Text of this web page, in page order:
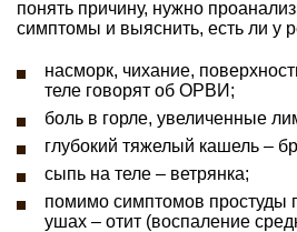
понять причину, нужно
симптомы и выяснить, есть ли у
насморк, чихание,
теле говорят об ОРВИ;
боль в горле, увеличенные
глубокий тяжелый кашель –
сыпь на теле – ветрянка;
помимо симптомов простуды
ушах – отит (воспаление